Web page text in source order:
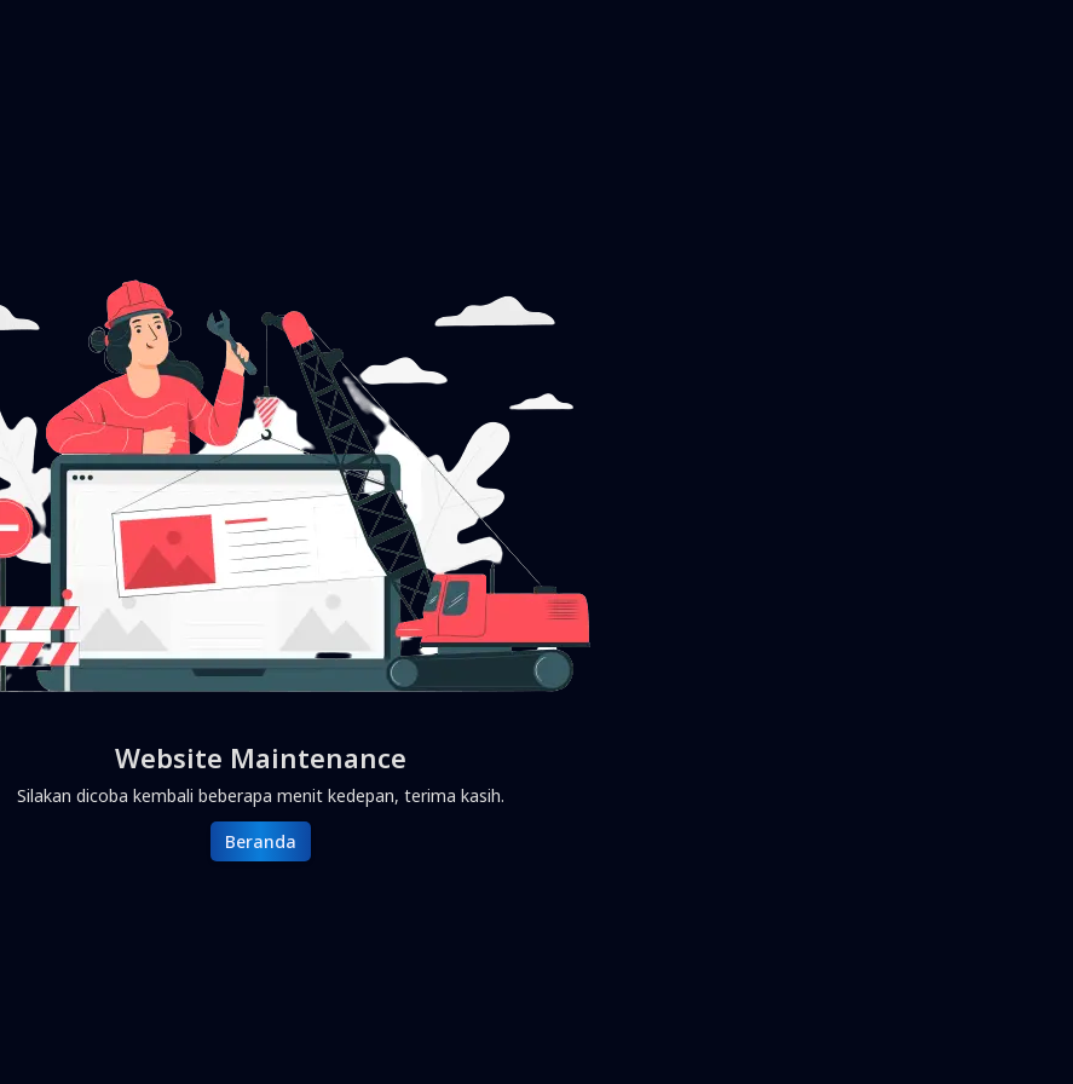
Website Maintenance
Silakan dicoba kembali beberapa menit kedepan, terima kasih.
Beranda